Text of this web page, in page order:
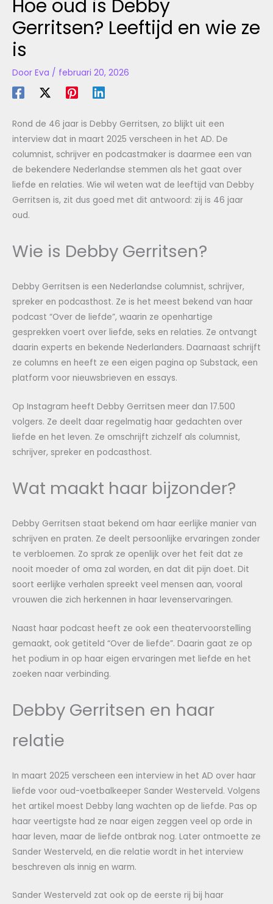
Hoe oud is Debby
Gerritsen? Leeftijd en wie ze
is
Door Eva / februari 20, 2026
Rond de 46 jaar is Debby Gerritsen, zo blijkt uit een
interview dat in maart 2025 verscheen in het AD. De
columnist, schrijver en podcastmaker is daarmee een van
de bekendere Nederlandse stemmen als het gaat over
liefde en relaties. Wie wil weten wat de leeftijd van Debby
Gerritsen is, zit dus goed met dit antwoord: zij is 46 jaar
oud.
Wie is Debby Gerritsen?
Debby Gerritsen is een Nederlandse columnist, schrijver,
spreker en podcasthost. Ze is het meest bekend van haar
podcast “Over de liefde”, waarin ze openhartige
gesprekken voert over liefde, seks en relaties. Ze ontvangt
daarin experts en bekende Nederlanders. Daarnaast schrijft
ze columns en heeft ze een eigen pagina op Substack, een
platform voor nieuwsbrieven en essays.
Op Instagram heeft Debby Gerritsen meer dan 17.500
volgers. Ze deelt daar regelmatig haar gedachten over
liefde en het leven. Ze omschrijft zichzelf als columnist,
schrijver, spreker en podcasthost.
Wat maakt haar bijzonder?
Debby Gerritsen staat bekend om haar eerlijke manier van
schrijven en praten. Ze deelt persoonlijke ervaringen zonder
te verbloemen. Zo sprak ze openlijk over het feit dat ze
nooit moeder of oma zal worden, en dat dit pijn doet. Dit
soort eerlijke verhalen spreekt veel mensen aan, vooral
vrouwen die zich herkennen in haar levenservaringen.
Naast haar podcast heeft ze ook een theatervoorstelling
gemaakt, ook getiteld “Over de liefde”. Daarin gaat ze op
het podium in op haar eigen ervaringen met liefde en het
zoeken naar verbinding.
Debby Gerritsen en haar
relatie
In maart 2025 verscheen een interview in het AD over haar
liefde voor oud-voetbalkeeper Sander Westerveld. Volgens
het artikel moest Debby lang wachten op de liefde. Pas op
haar veertigste had ze naar eigen zeggen veel op orde in
haar leven, maar de liefde ontbrak nog. Later ontmoette ze
Sander Westerveld, en die relatie wordt in het interview
beschreven als innig en warm.
Sander Westerveld zat ook op de eerste rij bij haar